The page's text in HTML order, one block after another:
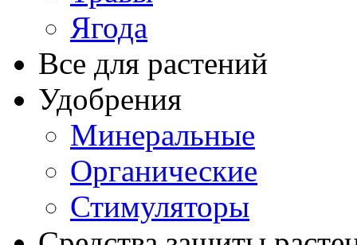
Ягода
Все для растений
Удобрения
Минеральные
Органические
Стимуляторы